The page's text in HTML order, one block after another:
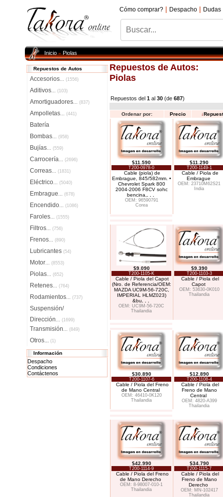
Cómo comprar? | Despacho | Dudas
Inicio»Piolas
Repuestos de Autos
Accesorios... (1556)
Aditivos... (103)
Amortiguadores... (837)
Ampolletas... (441)
Batería
Bombas... (958)
Bujías... (559)
Carrocería... (2696)
Correas... (1831)
Eléctrico... (5040)
Embrague... (678)
Encendido... (1086)
Faroles... (1555)
Filtros... (756)
Frenos... (890)
Lubricantes (54)
Motor... (8553)
Piolas... (652)
Retenes... (764)
Rodamientos... (737)
Suspensión/
Dirección... (1699)
Transmisión... (849)
Otros... (1)
Información
Despacho
Condiciones
Contáctenos
Repuestos de Autos:
Piolas
Repuestos del 1 al 30 (de 687)
Ordenar por: Precio ↓
$11.590
T200-0978-0
Cable (piola) de
Embrague, 845/582mm. •
Chevrolet Spark 800
2004-2006 F8CV sohc
bencina,
OEM: 96590791
Corea
$11.290
T200-1149-1
Cable / Piola de
Embrague
OEM: 23710M62S21
India
$9.090
T200-1105-K
Cable / Piola del Capot
(Nro. de Referencia/OEM:
MAZDA UC9M-56-720C,
IMPERIAL HLMZ023)
&bu
OEM: UC9M-56-720C
Thailandia
$9.390
T200-1103-3
Cable / Piola del
Capot
OEM: 53630-0K010
Thailandia
$30.890
T200-1107-6
Cable / Piola del Freno
de Mano Central
OEM: 46410-0K120
Thailandia
$12.890
T200-1108-4
Cable / Piola del
Freno de Mano
Central
OEM: 4820-A399
Thailandia
$42.990
T200-1114-9
Cable / Piola del Freno
de Mano Derecho
OEM: 8-98007-010-1
Thailandia
$34.790
T200-1115-7
Cable / Piola del
Freno de Mano
Derecho
OEM: MN-102417
Thailandia